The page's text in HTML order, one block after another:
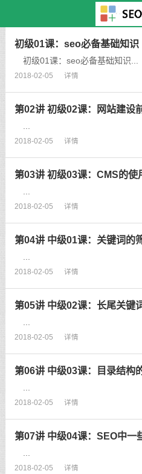
>SEO三
初级01课：seo必备基础知识
初级01课：seo必备基础知识...
2018-02-05 详情
第02讲 初级02课：网站建设
2018-02-05 详情
第03讲 初级03课：CMS的使
2018-02-05 详情
第04讲 中级01课：关键词的
2018-02-05 详情
第05讲 中级02课：长尾关键
2018-02-05 详情
第06讲 中级03课：目录结构
2018-02-05 详情
第07讲 中级04课：SEO中一
2018-02-05 详情